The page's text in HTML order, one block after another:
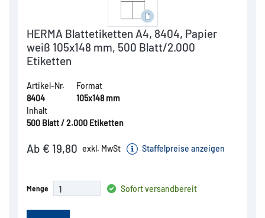
HERMA Blattetiketten A4, 8404, Papier
weiß 105x148 mm, 500 Blatt/2.000
Etiketten
Artikel-Nr.
8404
Format
105x148 mm
Inhalt
500 Blatt / 2.000 Etiketten
Ab € 19,80 exkl. MwSt Staffelpreise anzeigen
Menge Sofort versandbereit